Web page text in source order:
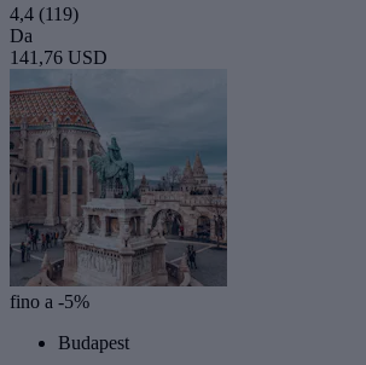
4,4 (119)
Da
141,76 USD
fino a -5%
Budapest